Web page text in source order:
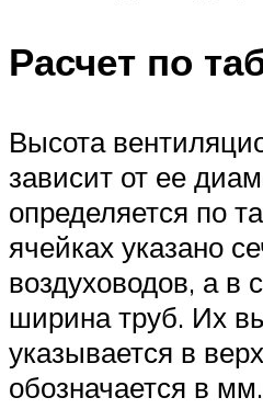
Расчет по
Высота
зависит от ее
определяется по
ячейках указано
воздуховодов, а в
ширина труб. Их
указывается в
обозначается в мм.